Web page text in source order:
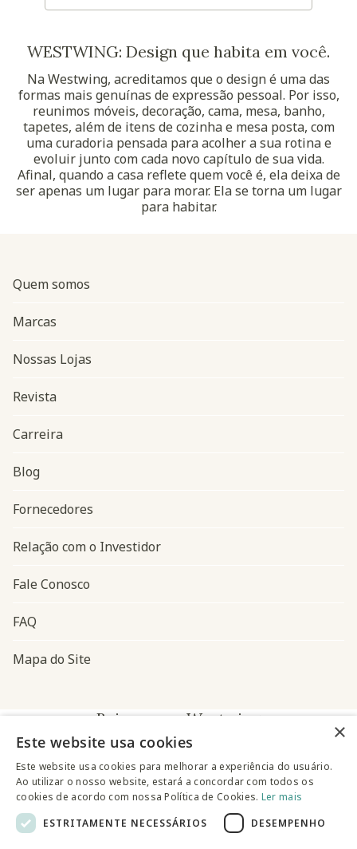
WESTWING: Design que habita em você.
Na Westwing, acreditamos que o design é uma das
formas mais genuínas de expressão pessoal. Por isso,
reunimos móveis, decoração, cama, mesa, banho,
tapetes, além de itens de cozinha e mesa posta, com
uma curadoria pensada para acolher a sua rotina e
evoluir junto com cada novo capítulo de sua vida.
Afinal, quando a casa reflete quem você é, ela deixa de
ser apenas um lugar para morar. Ela se torna um lugar
para habitar.
Navegação do rodapé
Quem somos
Marcas
Nossas Lojas
Revista
Carreira
Blog
Fornecedores
Relação com o Investidor
Fale Conosco
FAQ
Mapa do Site
Baixe o app Westwing
×
Este website usa cookies
Este website usa cookies para melhorar a experiência do usuário.
Ao utilizar o nosso website, estará a concordar com todos os
cookies de acordo com nossa Política de Cookies. Ler mais
ESTRITAMENTE NECESSÁRIOS
DESEMPENHO